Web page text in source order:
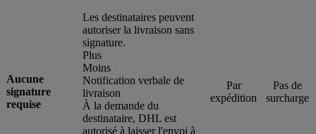
Aucune
signature
requise
Les destinataires peuvent
autoriser la livraison sans
signature.
Plus
Moins
Notification verbale de
livraison
À la demande du
destinataire, DHL est
autorisé à laisser l'envoi à
Par
expédition
Pas de
surcharge